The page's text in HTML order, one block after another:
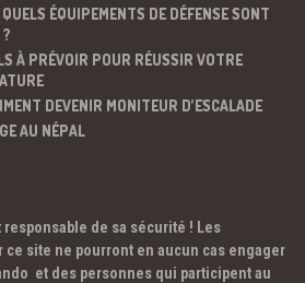
ÉQUIPEMENTS DE DÉFENSE SONT
À PRÉVOIR POUR RÉUSSIR VOTRE
DEVENIR MONITEUR D’ESCALADE
AU NÉPAL
responsable de sa sécurité ! Les
site ne pourront en aucun cas engager
et des personnes qui participent au